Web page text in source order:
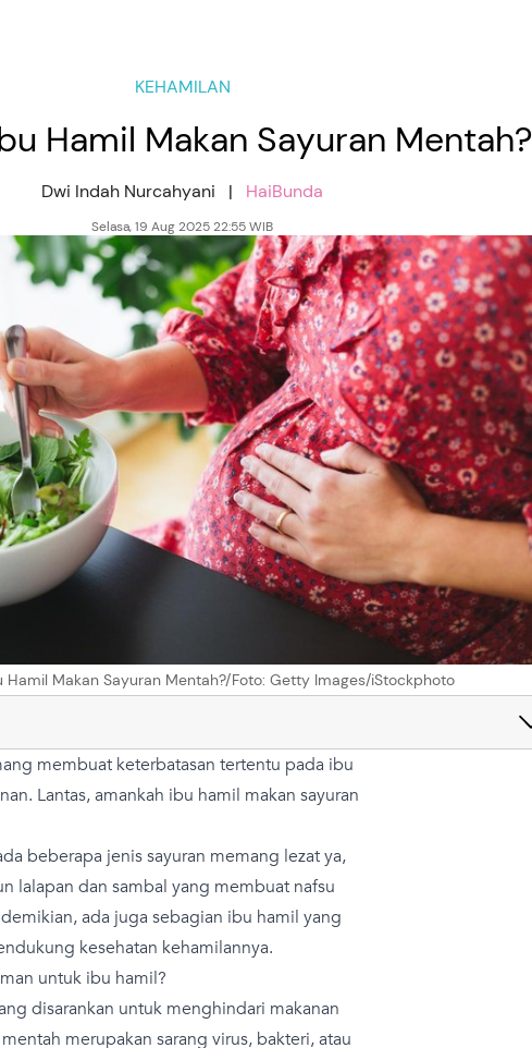
KEHAMILAN
Hamil Makan Sayuran Mentah?
Dwi Indah Nurcahyani | HaiBunda
Selasa, 19 Aug 2025 22:55 WIB
Hamil Makan Sayuran Mentah?/Foto: Getty Images/iStockphoto
membuat keterbatasan tertentu pada ibu
Lantas, amankah ibu hamil makan sayuran
beberapa jenis sayuran memang lezat ya,
lalapan dan sambal yang membuat nafsu
ada juga sebagian ibu hamil yang
kesehatan kehamilannya.
untuk ibu hamil?
disarankan untuk menghindari makanan
merupakan sarang virus, bakteri, atau